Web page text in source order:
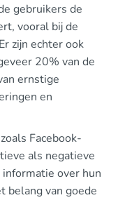
gebruikers de
vooral bij de
zijn echter ook
20% van de
ernstige
en
Facebook-
als negatieve
over hun
belang van goede